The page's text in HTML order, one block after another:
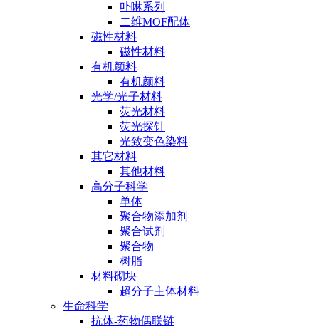
卟啉系列
二维MOF配体
磁性材料
磁性材料
有机颜料
有机颜料
光学/光子材料
荧光材料
荧光探针
光致变色染料
其它材料
其他材料
高分子科学
单体
聚合物添加剂
聚合试剂
聚合物
树脂
材料砌块
超分子主体材料
生命科学
抗体-药物偶联链